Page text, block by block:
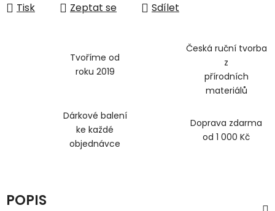
Tisk
Zeptat se Sdílet
Tvoříme od
roku 2019
Česká ruční tvorba
z
přírodních
materiálů
Dárkové balení
ke každé
objednávce
Doprava zdarma
od 1 000 Kč
POPIS